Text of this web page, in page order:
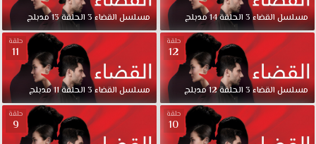
مسلسلالقضاء3 الحلقة14مدبلج مسلسلالقضاء3 الحلقة13مدبلج
حلقة
12
مسلسلالقضاء3 الحلقة12مدبلج
حلقة
11
مسلسلالقضاء3 الحلقة11مدبلج
حلقة
10
حلقة
9